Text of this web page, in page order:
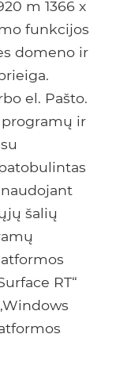
m 1366 x
funkcijos
domeno ir
el. Pašto.
programų ir
šalių
RT“